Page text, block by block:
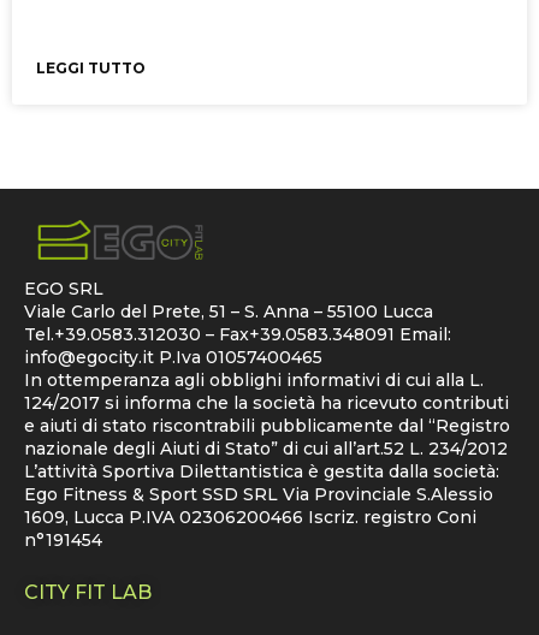
LEGGI TUTTO
EGO SRL
Viale Carlo del Prete, 51 – S. Anna – 55100 Lucca
Tel.+39.0583.312030 – Fax+39.0583.348091 Email:
info@egocity.it P.Iva 01057400465
In ottemperanza agli obblighi informativi di cui alla L.
124/2017 si informa che la società ha ricevuto contributi
e aiuti di stato riscontrabili pubblicamente dal “Registro
nazionale degli Aiuti di Stato” di cui all’art.52 L. 234/2012
L’attività Sportiva Dilettantistica è gestita dalla società:
Ego Fitness & Sport SSD SRL Via Provinciale S.Alessio
1609, Lucca P.IVA 02306200466 Iscriz. registro Coni
n°191454
CITY FIT LAB